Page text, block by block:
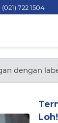
(021) 722 1504
dengan
Loh!